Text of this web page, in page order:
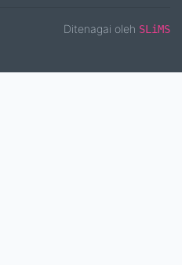
Ditenagai oleh SLiMS